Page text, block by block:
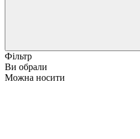
Фільтр
Ви обрали
Можна носити